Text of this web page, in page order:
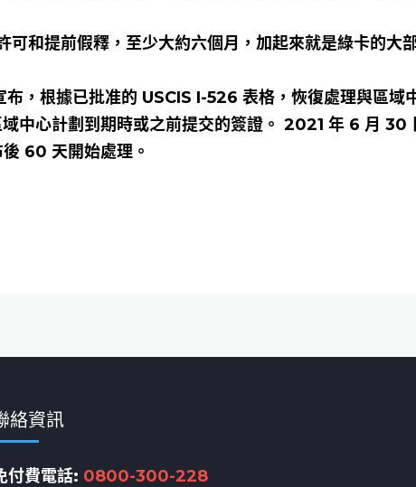
可和提前假釋，至少大約六個月，加起來就是綠卡的大
，根據已批准的 USCIS I-526 表格，恢復處理與區域
中心計劃到期時或之前提交的簽證。 2021 年 6 月 30
60 天開始處理。
絡資訊
付費電話: 0800-300-228